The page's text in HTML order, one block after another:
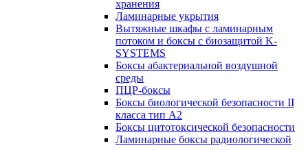
хранения
Ламинарные укрытия
Вытяжные шкафы с ламинарным
потоком и боксы с биозащитой K-
SYSTEMS
Боксы абактериальной воздушной
среды
ПЦР-боксы
Боксы биологической безопасности II
класса тип A2
Боксы цитотоксической безопасности
Ламинарные боксы радиологической